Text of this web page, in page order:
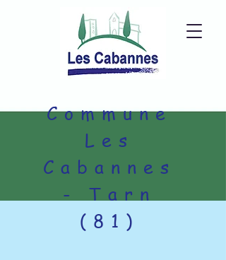
Commune
Les
Cabannes
- Tarn
(81)